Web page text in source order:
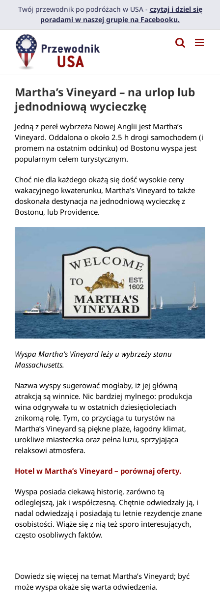
PrzejdźTwój przewodnik po podróżach w USA - czytaj i dziel się
poradami w naszej grupie na Facebooku.
Martha’s Vineyard – na urlop lub
jednodniową wycieczkę
Jedną z pereł wybrzeża Nowej Anglii jest Martha’s
Vineyard. Oddalona o około 2.5 h drogi samochodem (i
promem na ostatnim odcinku) od Bostonu wyspa jest
popularnym celem turystycznym.
Choć nie dla każdego okażą się dość wysokie ceny
wakacyjnego kwaterunku, Martha’s Vineyard to także
doskonała destynacja na jednodniową wycieczkę z
Bostonu, lub Providence.
Wyspa Martha’s Vineyard leży u wybrzeży stanu
Massachusetts.
Nazwa wyspy sugerować mogłaby, iż jej główną
atrakcją są winnice. Nic bardziej mylnego: produkcja
wina odgrywała tu w ostatnich dziesięcioleciach
znikomą rolę. Tym, co przyciąga tu turystów na
Martha’s Vineyard są piękne plaże, łagodny klimat,
urokliwe miasteczka oraz pełna luzu, sprzyjająca
relaksowi atmosfera.
Hotel w Martha’s Vineyard – porównaj oferty.
Wyspa posiada ciekawą historię, zarówno tą
odleglejszą, jak i współczesną. Chętnie odwiedzały ją, i
nadal odwiedzają i posiadają tu letnie rezydencje znane
osobistości. Wiąże się z nią też sporo interesujących,
często osobliwych faktów.
Dowiedz się więcej na temat Martha’s Vineyard; być
może wyspa okaże się warta odwiedzenia.